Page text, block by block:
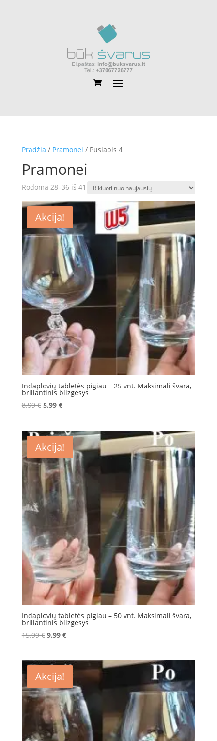
Pradžia / Pramonei / Puslapis 4
Pramonei
Rodoma 28–36 iš 41 Rūšiuojama
naujausią
Akcija!
Indaplovių tabletės pigiau – 25 vnt. Maksimali švara,
briliantinis blizgesys
8.99€ Original
8.99 €.
5.99 €Current
5.99 €.
Akcija!
Indaplovių tabletės pigiau – 50 vnt. Maksimali švara,
briliantinis blizgesys
15.99€ Original
15.99 €.
9.99 €Current
9.99 €.
Akcija!